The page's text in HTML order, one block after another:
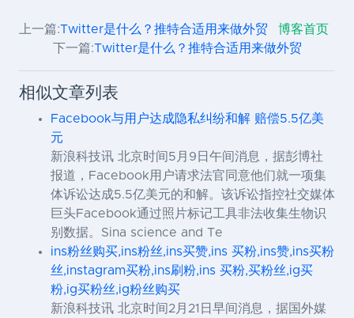
上一篇:Twitter是什么？推特合适用来做外贸
博客首页
下一篇:Twitter是什么？推特合适用来做外贸
相似文章列表
Facebook与用户达成隐私纠纷和解 赔偿5.5亿美
元
新浪科技讯 北京时间5月9日午间消息，据彭博社
报道，Facebook用户请求法官同意他们就一项集
体诉讼达成5.5亿美元的和解。该诉讼指控社交媒体
巨头Facebook通过照片标记工具非法收集生物识
别数据。Sina science and Te
ins粉丝购买,ins粉丝,ins买赞,ins 买粉,ins赞,ins买粉
丝,instagram买粉,ins刷粉,ins 买粉,买粉丝,ig买
粉,ig买粉丝,ig粉丝购买
新浪科技讯 北京时间2月21日早间消息，据国外媒